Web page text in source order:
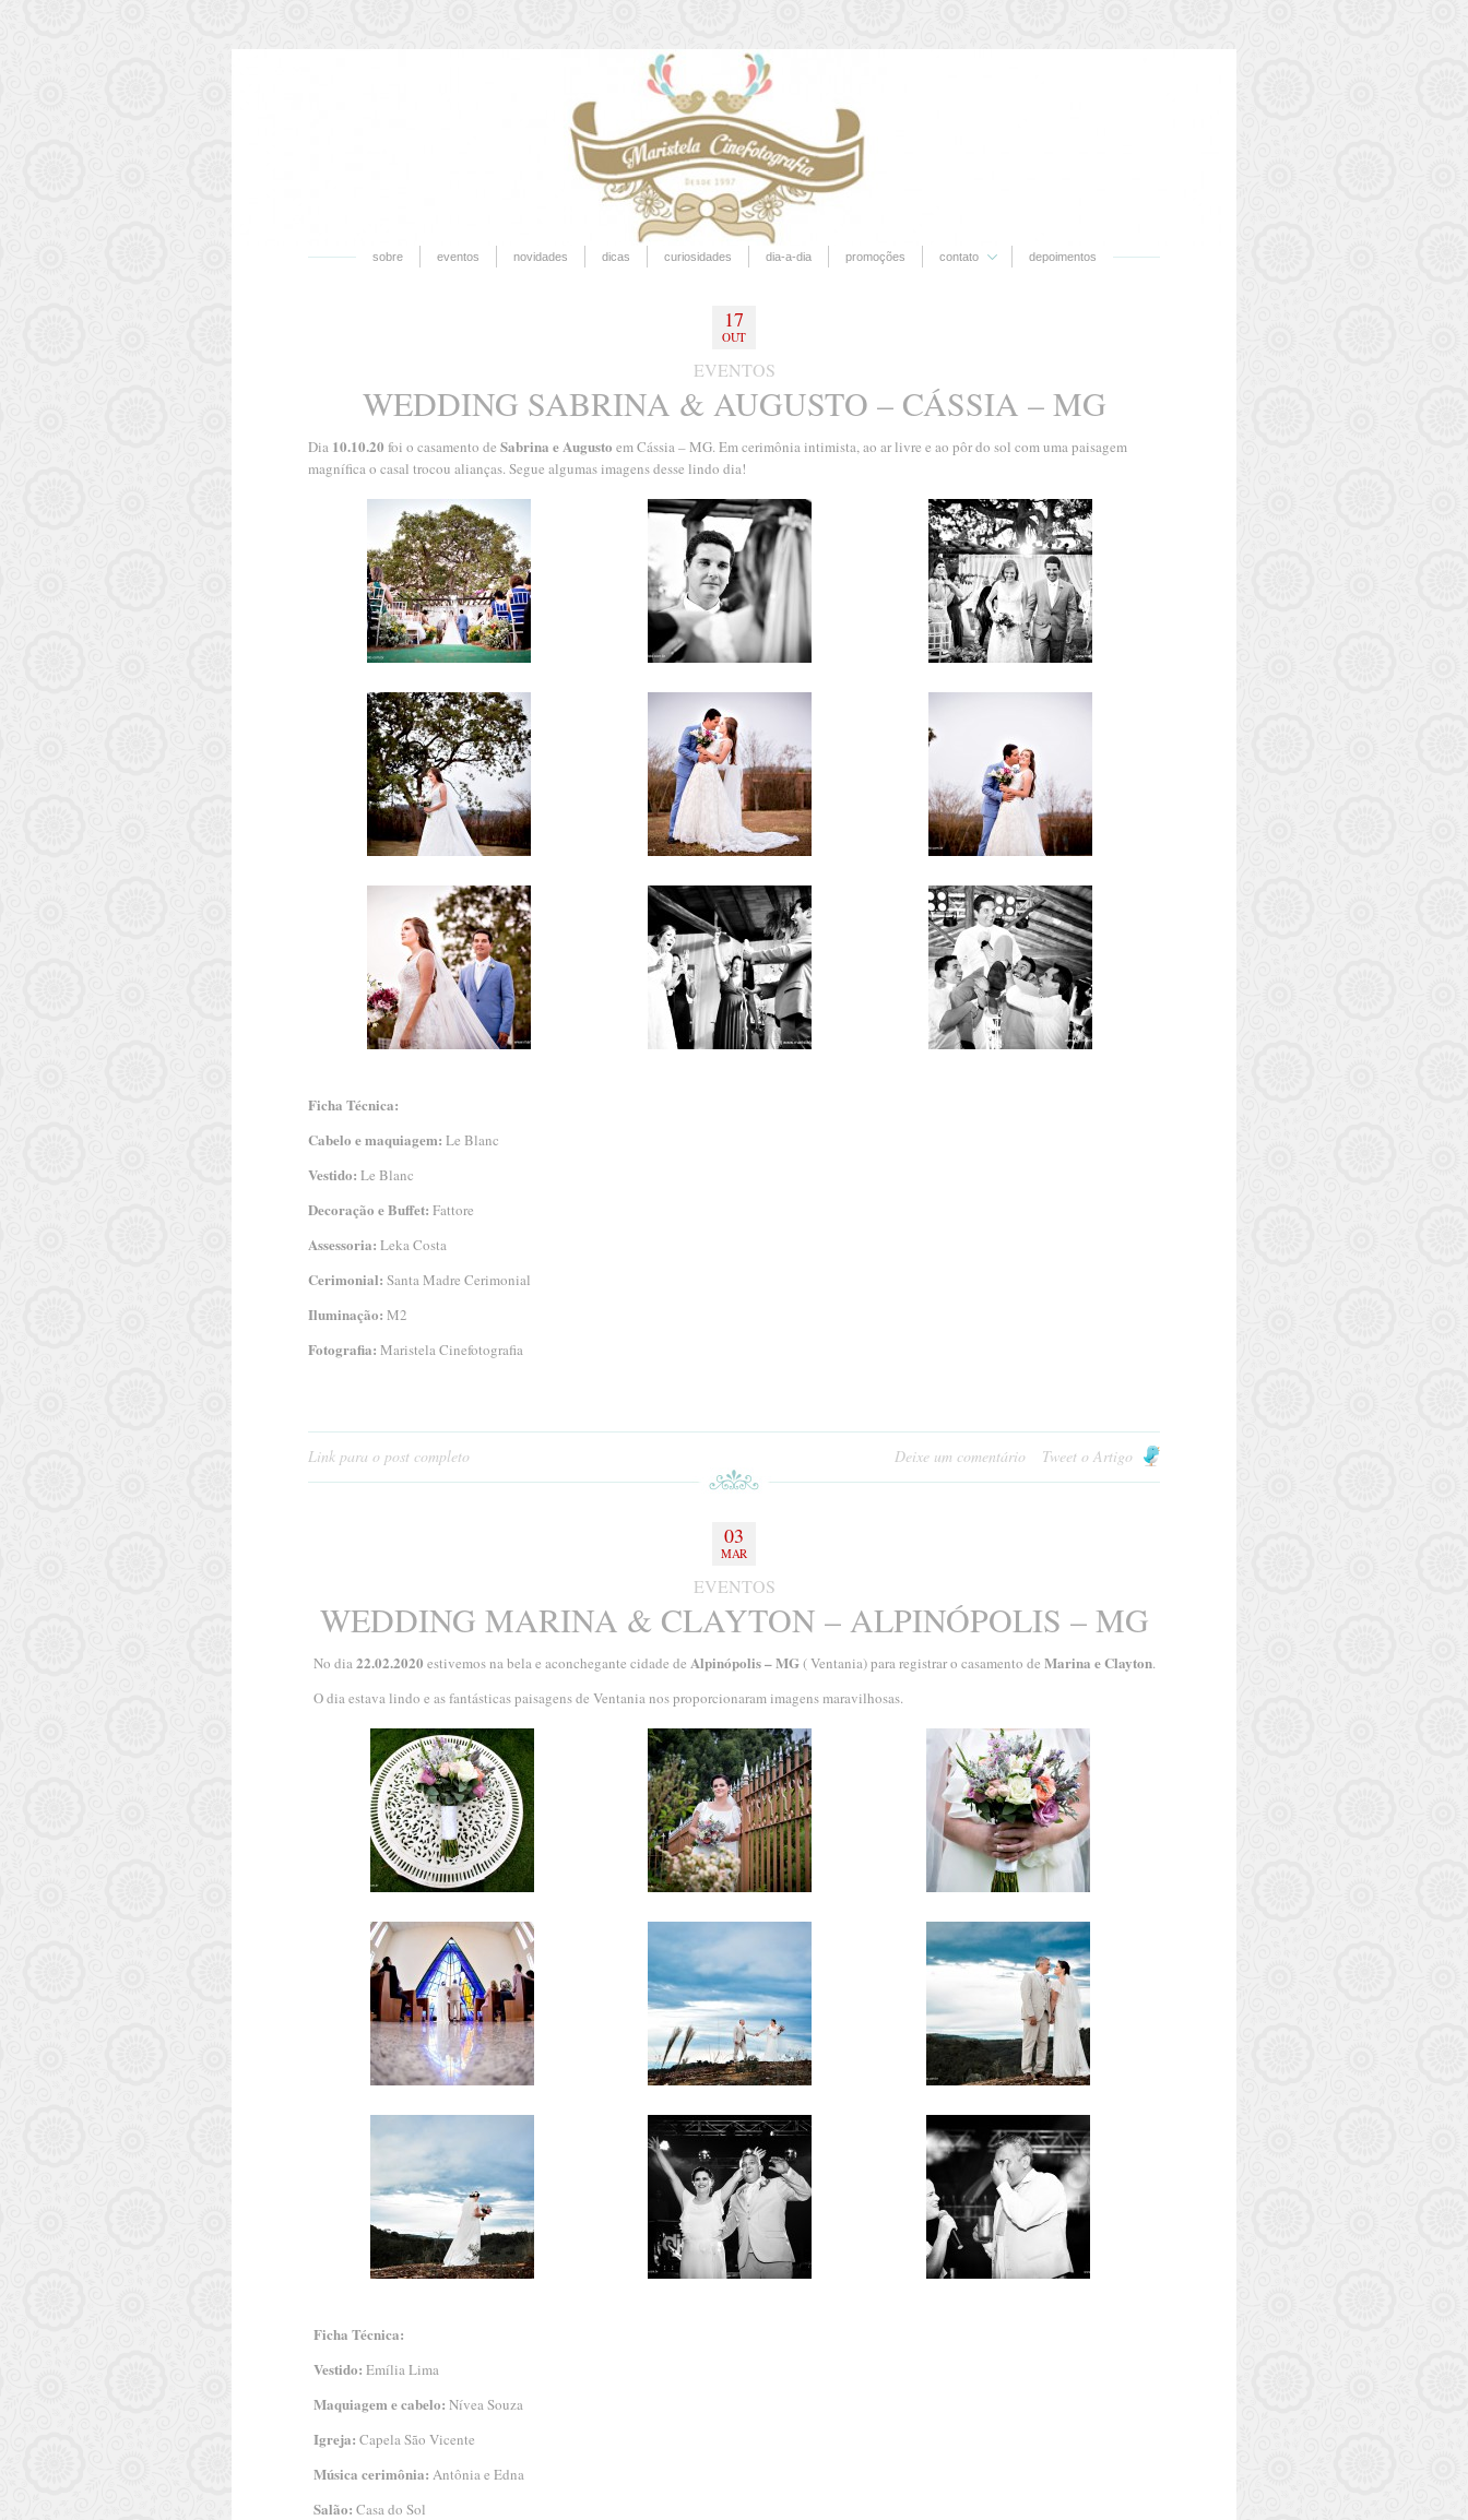
sobre eventos novidades dicas curiosidades dia-a-dia promoções contato depoimentos
17
OUT
EVENTOS
WEDDING SABRINA & AUGUSTO – CÁSSIA – MG
Dia 10.10.20 foi o casamento de Sabrina e Augusto em Cássia – MG. Em cerimônia intimista, ao ar livre e ao pôr do sol com uma paisagem
magnífica o casal trocou alianças. Segue algumas imagens desse lindo dia!
Ficha Técnica:
Cabelo e maquiagem: Le Blanc
Vestido: Le Blanc
Decoração e Buffet: Fattore
Assessoria: Leka Costa
Cerimonial: Santa Madre Cerimonial
Iluminação: M2
Fotografia: Maristela Cinefotografia
Link para o post completo Tweet o Artigo
Deixe um comentário
03
MAR
EVENTOS
WEDDING MARINA & CLAYTON – ALPINÓPOLIS – MG
No dia22.02.2020 estivemos na bela e aconchegante cidade de Alpinópolis – MG( Ventania) para registrar o casamento de Marina e Clayton.
O dia estava lindo e as fantásticas paisagens de Ventania nos proporcionaram imagens maravilhosas.
Ficha Técnica:
Vestido: Emília Lima
Maquiagem e cabelo: Nívea Souza
Igreja: Capela São Vicente
Música cerimônia: Antônia e Edna
Salão: Casa do Sol